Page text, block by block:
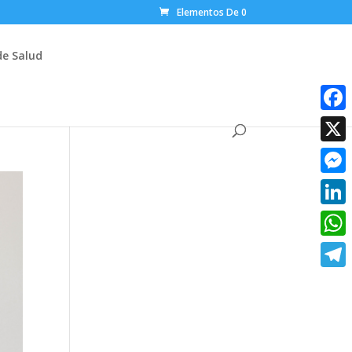
Elementos De 0
Salud
X